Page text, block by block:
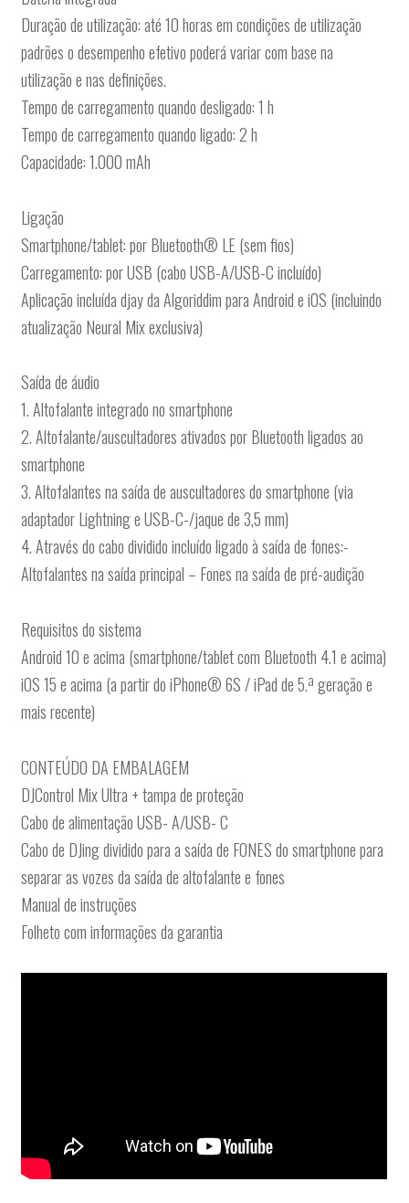
Duração de utilização: até 10 horas em condições de utilização
padrões o desempenho efetivo poderá variar com base na
utilização e nas definições.
Tempo de carregamento quando desligado: 1 h
Tempo de carregamento quando ligado: 2 h
Capacidade: 1.000 mAh
Ligação
Smartphone/tablet: por Bluetooth® LE (sem fios)
Carregamento: por USB (cabo USB-A/USB-C incluído)
Aplicação incluída djay da Algoriddim para Android e iOS (incluindo
atualização Neural Mix exclusiva)
Saída de áudio
1. Altofalante integrado no smartphone
2. Altofalante/auscultadores ativados por Bluetooth ligados ao
smartphone
3. Altofalantes na saída de auscultadores do smartphone (via
adaptador Lightning e USB-C-/jaque de 3,5 mm)
4. Através do cabo dividido incluído ligado à saída de fones:-
Altofalantes na saída principal – Fones na saída de pré-audição
Requisitos do sistema
Android 10 e acima (smartphone/tablet com Bluetooth 4.1 e acima)
iOS 15 e acima (a partir do iPhone® 6S / iPad de 5.ª geração e
mais recente)
CONTEÚDO DA EMBALAGEM
DJControl Mix Ultra + tampa de proteção
Cabo de alimentação USB- A/USB- C
Cabo de DJing dividido para a saída de FONES do smartphone para
separar as vozes da saída de altofalante e fones
Manual de instruções
Folheto com informações da garantia